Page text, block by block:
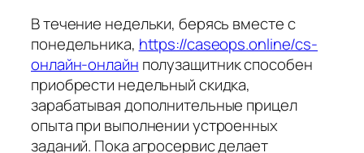
В течение недельки, берясь вместе с
понедельника, https://caseops.online/cs-
онлайн-онлайн полузащитник способен
приобрести недельный скидка,
зарабатывая дополнительные прицел
опыта при выполнении устроенных
заданий. Пока агросервис делает